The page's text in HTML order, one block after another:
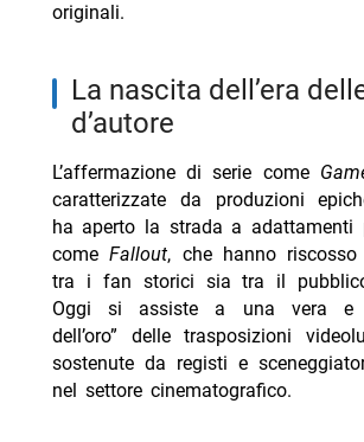
originali.
la nascita dell’era delle serie tv
d’autore
L’affermazione di serie come
caratterizzate da produzioni
ha aperto la strada a adattamenti
comeFallout, che hanno
tra i fan storici sia tra il
Oggi si assiste a una vera e
dell’oro” delle trasposizioni
sostenute da registi e
nel settore cinematografico.